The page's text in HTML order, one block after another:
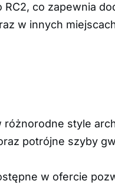
co zapewnia
w innych
różnorodne style
potrójne szyby
w ofercie